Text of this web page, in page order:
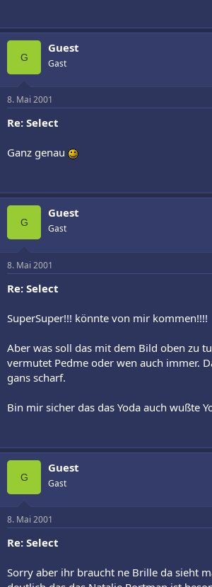
G
Guest
Gast
8. Mai 2001
Re: Select
Ganz genau
G
Guest
Gast
8. Mai 2001
Re: Select
SuperSuper!!! könnte von mir kommen!!!!
Aber was soll das mit dem Bild oben zu
vermutet Pedme oder wen auch immer.
gans scharf.
Bin mir sicher das das Yoda auch wußte
G
Guest
Gast
8. Mai 2001
Re: Select
Sorry aber ihr braucht ne Brille da sieht